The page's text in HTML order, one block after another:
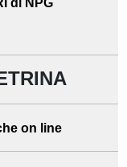
di NPG
on line